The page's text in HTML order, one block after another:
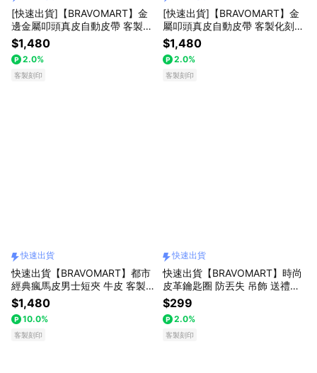
[快速出貨]【BRAVOMART】金
邊金屬叩頭真皮自動皮帶 客製化
刻字 生日禮物 送禮推薦 男生禮
物 巨蟹座 禮物獨家 新品上市 送
給男生 真皮皮帶 上班族禮物 獅
子座
$1,480
2.0%
客製刻印
[快速出貨]【BRAVOMART】金
屬叩頭真皮自動皮帶 客製化刻字
生日禮物 送禮推薦 男生禮物 巨
蟹座 禮物獨家 新品上市 送給男
生 真皮皮帶 上班族禮物 獅子座
$1,480
2.0%
客製刻印
快速出貨
快速出貨【BRAVOMART】都市
經典瘋馬皮男士短夾 牛皮 客製
化刻字 生日禮物 送禮推薦 男生
禮物 現貨 巨蟹座 禮物獨家 新品
上市 送給男生 真皮皮夾 男友禮
物 獅子座
$1,480
10.0%
客製刻印
快速出貨
快速出貨【BRAVOMART】時尚
皮革鑰匙圈 防丟失 吊飾 送禮首
選 客製化刻字 生日禮物 巨蟹座
禮物獨家 新品上市 男生禮物 送
給男生 文創禮物 男友禮物 送禮
推薦 獅子座
$299
2.0%
客製刻印